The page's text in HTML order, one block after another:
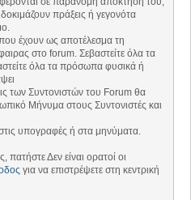
πράξεις ή γεγονότα
έχουν ως αποτέλεσμα τη
στο forum. Σεβαστείτε όλα τα
όλα τα πρόσωπα φυσικά ή
των Συντονιστών του Forum θα
Μήνυμα στους Συντονιστές και
υπογραφές ή στα μηνύματα.
πατήστε Δεν είναι ορατοί οι
για να επιστρέψετε στη κεντρική